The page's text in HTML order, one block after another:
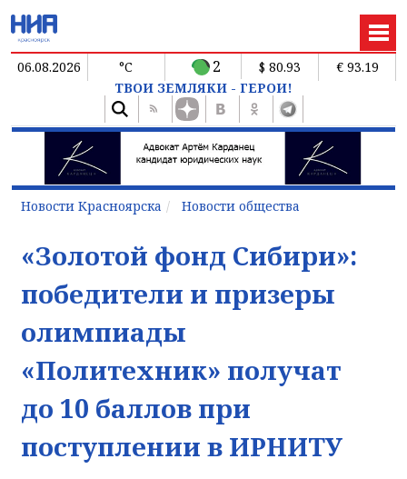
06.08.2026 °C 2 $ 80.93
€ 93.19
ТВОИ ЗЕМЛЯКИ - ГЕРОИ!
Новости Красноярска Новости общества
«Золотой фонд Сибири»:
победители и призеры
олимпиады
«Политехник» получат
до 10 баллов при
поступлении в ИРНИТУ